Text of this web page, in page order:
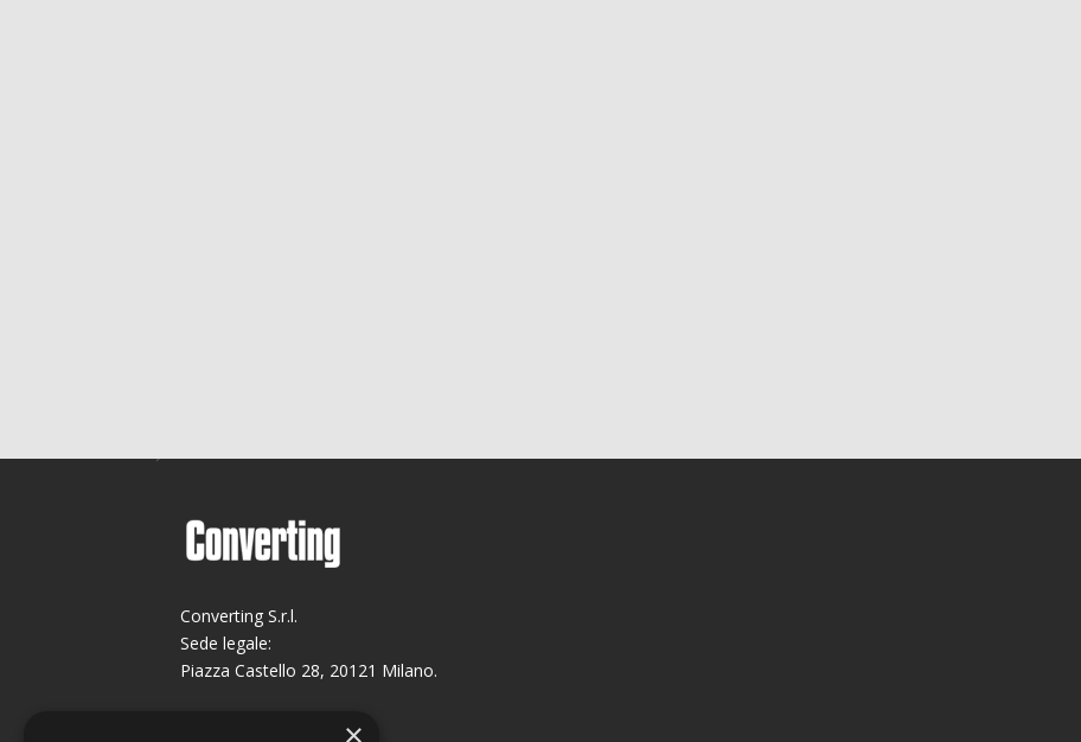
Converting S.r.l.
Sede legale:
Piazza Castello 28, 20121 Milano.